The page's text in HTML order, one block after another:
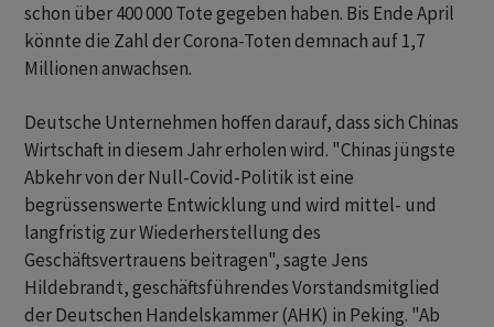
schon über 400 000 Tote gegeben haben. Bis Ende April
könnte die Zahl der Corona-Toten demnach auf 1,7
Millionen anwachsen.
Deutsche Unternehmen hoffen darauf, dass sich Chinas
Wirtschaft in diesem Jahr erholen wird. "Chinas jüngste
Abkehr von der Null-Covid-Politik ist eine
begrüssenswerte Entwicklung und wird mittel- und
langfristig zur Wiederherstellung des
Geschäftsvertrauens beitragen", sagte Jens
Hildebrandt, geschäftsführendes Vorstandsmitglied
der Deutschen Handelskammer (AHK) in Peking. "Ab